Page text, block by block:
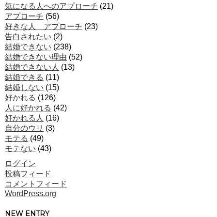
気になる人へのアプローチ (21)
アプローチ (56)
好きな人 アプローチ (23)
告白されたい (2)
結婚できない (238)
結婚できない理由 (52)
結婚できない人 (13)
結婚できる (11)
結婚しない (15)
好かれる (126)
人に好かれる (42)
好かれる人 (16)
自分のウリ (3)
モテる (49)
モテない (43)
ログイン
投稿フィード
コメントフィード
WordPress.org
NEW ENTRY